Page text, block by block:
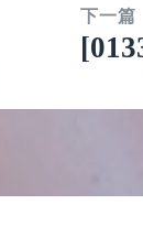
下一篇
下
文